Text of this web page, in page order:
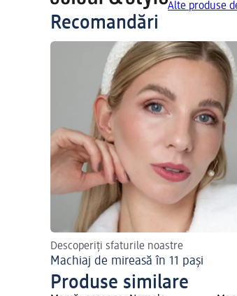
Alte produse
Recomandări
Descoperiți sfaturile noastre
Machiaj de mireasă în 11 pași
Produse similare